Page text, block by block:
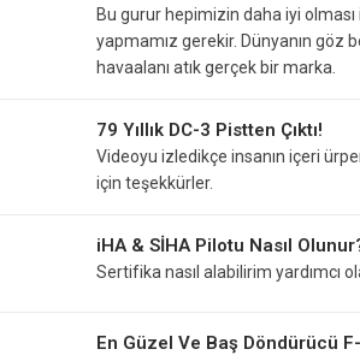
Bu gurur hepimizin daha iyi
yapmamız gerekir. Dünyanın göz
havaalanı atık gerçek bir marka.
79 Yıllık DC-3 Pistten Çıktı!
Videoyu izledikçe insanın içeri
için teşekkürler.
iHA & SİHA Pilotu Nasıl
Sertifika nasıl alabilirim yardımcı
En Güzel Ve Baş Döndürücü